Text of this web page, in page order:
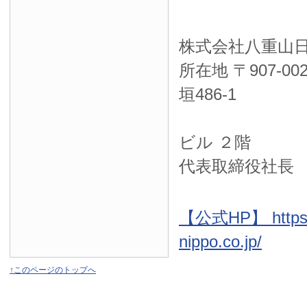
株式会社八重山
所在地 〒 907-
垣486-1
ビル ２階
代表取締役社
【公式HP】
nippo.co.jp/
↑このページのトップへ